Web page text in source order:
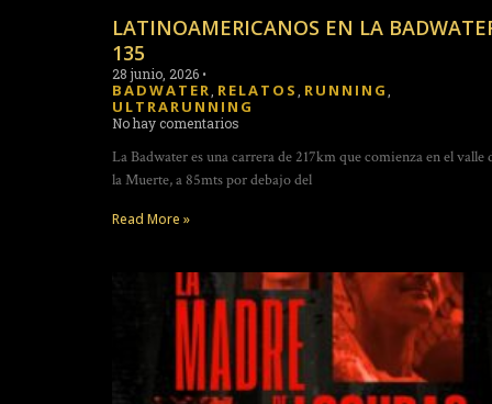
LATINOAMERICANOS EN LA
135
28 junio, 2026 •
BADWATER RELATOS RUNNING
ULTRARUNNING
No hay comentarios
La Badwater es una carrera de 217km que comienza en el valle
la Muerte, a 85mts por debajo del
Read More »